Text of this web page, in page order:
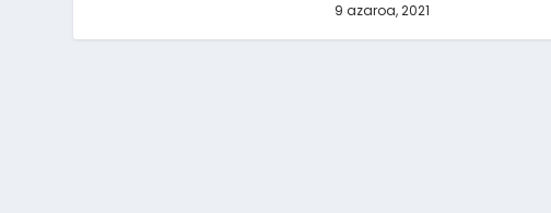
9 azaroa, 2021